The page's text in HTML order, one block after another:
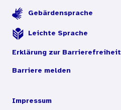
Gebärdensprache
Leichte Sprache
Erklärung zur Barrierefreiheit
Barriere melden
Impressum